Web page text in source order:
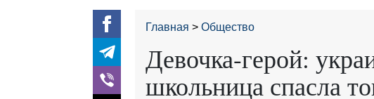
Главная Общество
Девочка-герой:
школьница спасла